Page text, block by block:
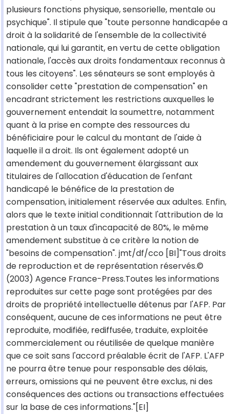
plusieurs fonctions physique, sensorielle, mentale ou
psychique". Il stipule que "toute personne handicapée a
droit à la solidarité de l'ensemble de la collectivité
nationale, qui lui garantit, en vertu de cette obligation
nationale, l'accès aux droits fondamentaux reconnus à
tous les citoyens". Les sénateurs se sont employés à
consolider cette "prestation de compensation" en
encadrant strictement les restrictions auxquelles le
gouvernement entendait la soumettre, notamment
quant à la prise en compte des ressources du
bénéficiaire pour le calcul du montant de l'aide à
laquelle il a droit. Ils ont également adopté un
amendement du gouvernement élargissant aux
titulaires de l'allocation d'éducation de l'enfant
handicapé le bénéfice de la prestation de
compensation, initialement réservée aux adultes. Enfin,
alors que le texte initial conditionnait l'attribution de la
prestation à un taux d'incapacité de 80%, le même
amendement substitue à ce critère la notion de
"besoins de compensation". jmt/df/cco [BI]"Tous droits
de reproduction et de représentation réservés.©
(2003) Agence France-Press.Toutes les informations
reproduites sur cette page sont protégées par des
droits de propriété intellectuelle détenus par l'AFP. Par
conséquent, aucune de ces informations ne peut être
reproduite, modifiée, rediffusée, traduite, exploitée
commercialement ou réutilisée de quelque manière
que ce soit sans l'accord préalable écrit de l'AFP. L'AFP
ne pourra être tenue pour responsable des délais,
erreurs, omissions qui ne peuvent être exclus, ni des
conséquences des actions ou transactions effectuées
sur la base de ces informations."[EI]